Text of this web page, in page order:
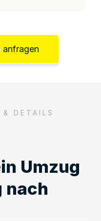
anfragen
DETAILS
Umzug
nach